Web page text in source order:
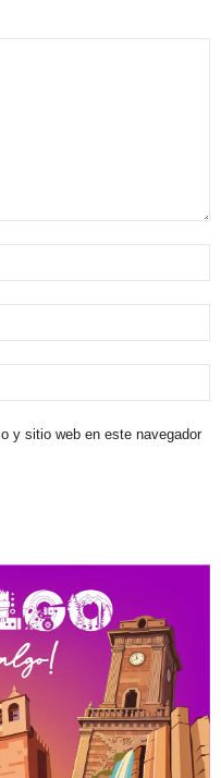
y sitio web en este navegador